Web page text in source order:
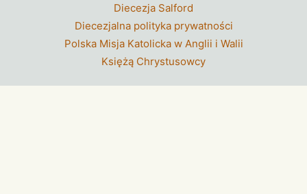
Diecezja Salford
Diecezjalna polityka prywatności
Polska Misja Katolicka w Anglii i Walii
Księżą Chrystusowcy